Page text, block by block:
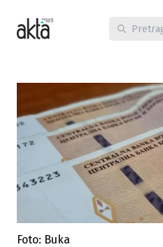
Foto: Buka